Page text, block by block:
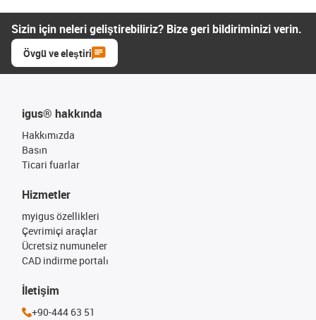
Sizin için neleri geliştirebiliriz? Bize geri bildiriminizi verin.
Övgü ve eleştiri
igus® hakkında
Hakkımızda
Basın
Ticari fuarlar
Hizmetler
myigus özellikleri
Çevrimiçi araçlar
Ücretsiz numuneler
CAD indirme portalı
İletişim
+90-444 63 51